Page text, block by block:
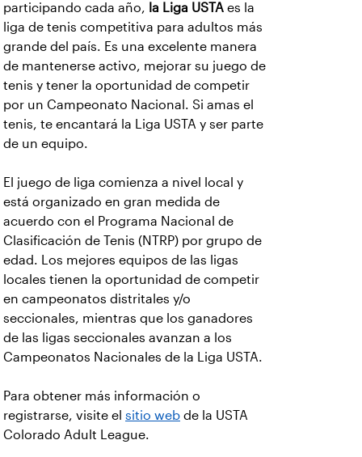
participando cada año, la Liga USTA es la
liga de tenis competitiva para adultos más
grande del país. Es una excelente manera
de mantenerse activo, mejorar su juego de
tenis y tener la oportunidad de competir
por un Campeonato Nacional. Si amas el
tenis, te encantará la Liga USTA y ser parte
de un equipo.
El juego de liga comienza a nivel local y
está organizado en gran medida de
acuerdo con el Programa Nacional de
Clasificación de Tenis (NTRP) por grupo de
edad. Los mejores equipos de las ligas
locales tienen la oportunidad de competir
en campeonatos distritales y/o
seccionales, mientras que los ganadores
de las ligas seccionales avanzan a los
Campeonatos Nacionales de la Liga USTA.
Para obtener más información o
registrarse, visite el sitio web de la USTA
Colorado Adult League.